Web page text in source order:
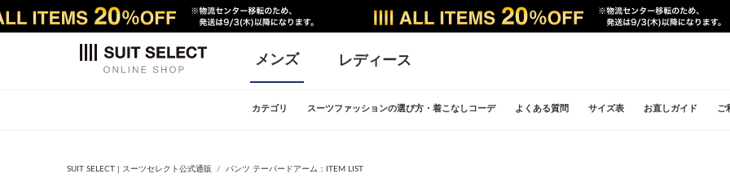
メンズ レディース
カテゴリ スーツファッションの選び方・着こなしコーデ よくある質問 サイズ表 お直しガイド ご
SUIT SELECT | スーツセレクト公式通販 パンツ テーパードアーム：ITEM LIST